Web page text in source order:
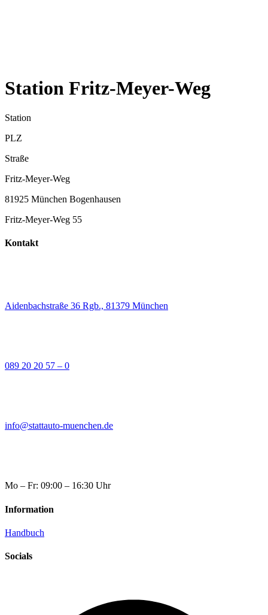
Station Fritz-Meyer-Weg
Station
PLZ
Straße
Fritz-Meyer-Weg
81925 München Bogenhausen
Fritz-Meyer-Weg 55
Kontakt
Aidenbachstraße 36 Rgb., 81379 München
089 20 20 57 – 0
info@stattauto-muenchen.de
Mo – Fr: 09:00 – 16:30 Uhr
Information
Handbuch
Socials